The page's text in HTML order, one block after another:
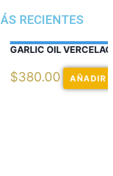
RECIENTES
AL CARRITO